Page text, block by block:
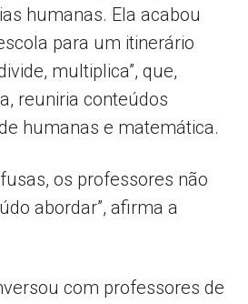
humanas. Ela acabou
para um itinerário
multiplica”, que,
reuniria conteúdos
humanas e matemática.
os professores não
abordar”, afirma a
com professores de